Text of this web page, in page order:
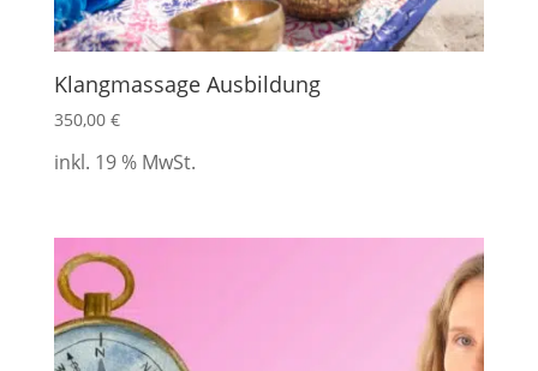
Klangmassage Ausbildung
350,00 €
inkl. 19 % MwSt.